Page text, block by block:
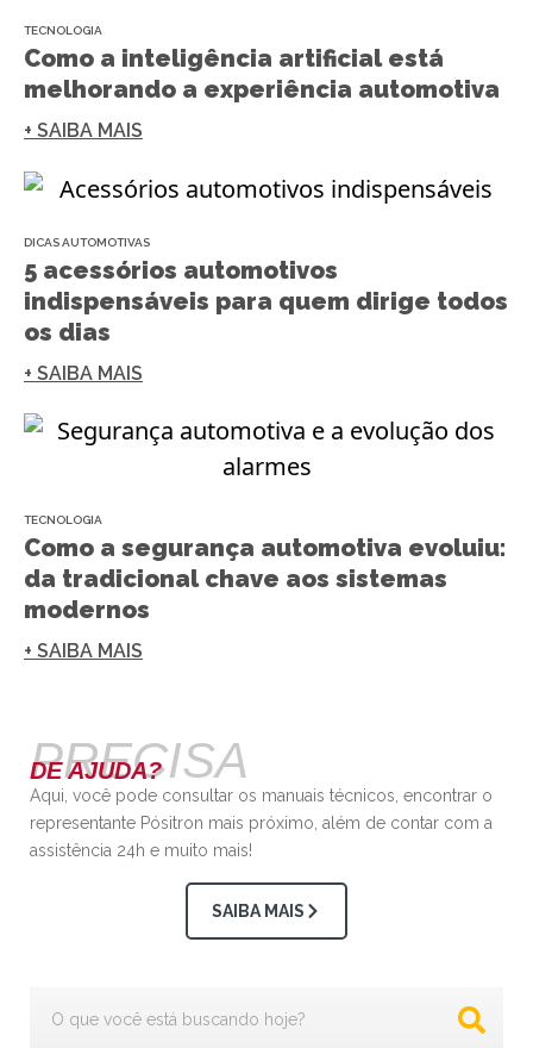
TECNOLOGIA
Como a inteligência artificial está
melhorando a experiência automotiva
+ SAIBA MAIS
DICAS AUTOMOTIVAS
5 acessórios automotivos
indispensáveis para quem dirige todos
os dias
+ SAIBA MAIS
TECNOLOGIA
Como a segurança automotiva evoluiu:
da tradicional chave aos sistemas
modernos
+ SAIBA MAIS
PRECISA
DE AJUDA?
Aqui, você pode consultar os manuais técnicos, encontrar o
representante Pósitron mais próximo, além de contar com a
assistência 24h e muito mais!
SAIBA MAIS